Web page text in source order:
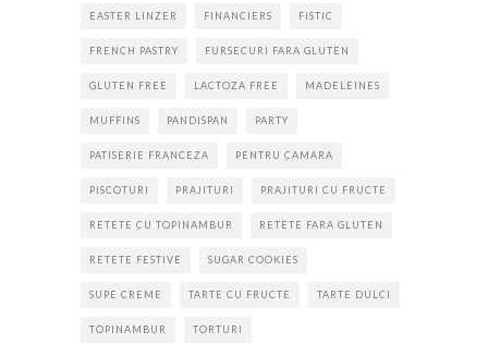
EASTER LINZER FINANCIERS FISTIC
FRENCH PASTRY FURSECURI FARA GLUTEN
GLUTEN FREE LACTOZA FREE MADELEINES
MUFFINS PANDISPAN PARTY
PATISERIE FRANCEZA PENTRU CAMARA
PISCOTURI PRAJITURI PRAJITURI CU FRUCTE
RETETE CU TOPINAMBUR RETETE FARA GLUTEN
RETETE FESTIVE SUGAR COOKIES
SUPE CREME TARTE CU FRUCTE TARTE DULCI
TOPINAMBUR TORTURI